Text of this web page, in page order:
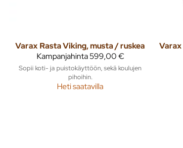
Varax Rasta Viking, musta / ruskea
Kampanjahinta599,00 €
Sopii koti- ja puistokäyttöön, sekä koulujen
pihoihin.
Heti saatavilla
Varax